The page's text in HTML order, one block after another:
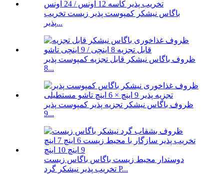
باگاس نیشکر کمپوست پذیر زیست تخریب
پذیر...
ظروف باگاس نیشکر قابل تجزیه کمپوست پذیر
8...
ظروف باگاس نیشکر تجزیه پذیر کمپوست پذیر
9...
دوستدار محیط زیست باگاس باگاس زیست
تخریب پذیر نیشکر گرد P...